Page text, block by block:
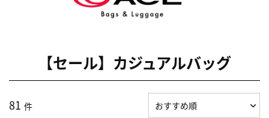
【セール】カジュアルバッグ
81 件